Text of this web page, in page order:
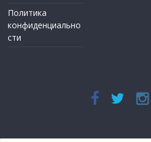
Политика
конфиденциально
сти